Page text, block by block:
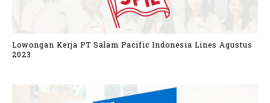
Lowongan Kerja PT Salam Pacific Indonesia Lines Agustus
2023